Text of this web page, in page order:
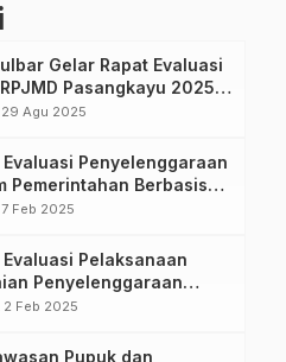
Gelar Rapat Evaluasi
Pasangkayu 2025-
Pembangunan
Agu 2025
Evaluasi Penyelenggaraan
Pemerintahan Berbasis
Feb 2025
Evaluasi Pelaksanaan
Penyelenggaraan
Statistik Satu Data
Rencana Kegiatan
2 Feb 2025
Pupuk dan